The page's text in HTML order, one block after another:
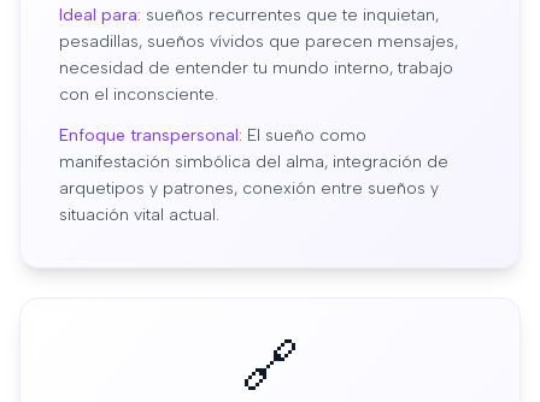
Ideal para: sueños recurrentes que te inquietan,
pesadillas, sueños vívidos que parecen mensajes,
necesidad de entender tu mundo interno, trabajo
con el inconsciente.
Enfoque transpersonal: El sueño como
manifestación simbólica del alma, integración de
arquetipos y patrones, conexión entre sueños y
situación vital actual.
🔗